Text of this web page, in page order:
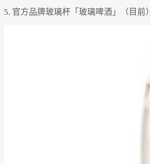
5. 官方品牌玻璃杯「玻璃啤酒」（目前）